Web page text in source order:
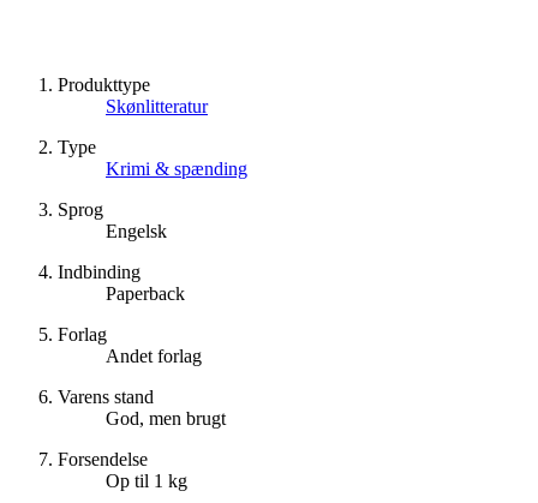
Produkttype
Skønlitteratur
Type
Krimi & spænding
Sprog
Engelsk
Indbinding
Paperback
Forlag
Andet forlag
Varens stand
God, men brugt
Forsendelse
Op til 1 kg